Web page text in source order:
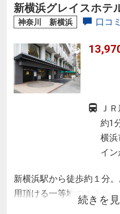
新横浜グレイスホテ
神奈川 新横浜 口コ
Ｊ
約1
横浜
イン
新横浜駅から徒歩約１分
用頂ける一等地のホテル
に輝く、かけがえのない
続きを